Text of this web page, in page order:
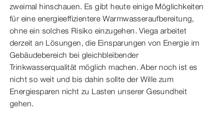
zweimal hinschauen. Es gibt heute einige Möglichkeiten
für eine energieeffizientere Warmwasseraufbereitung,
ohne ein solches Risiko einzugehen. Viega arbeitet
derzeit an Lösungen, die Einsparungen von Energie im
Gebäudebereich bei gleichbleibender
Trinkwasserqualität möglich machen. Aber noch ist es
nicht so weit und bis dahin sollte der Wille zum
Energiesparen nicht zu Lasten unserer Gesundheit
gehen.